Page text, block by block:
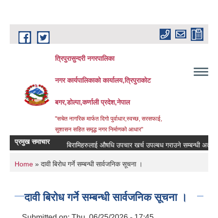
Skip to main content
त्रिपुरासुन्दरी नगरपालिका
नगर कार्यपालिकाको कार्यालय,त्रिपुराकोट
बगर,डोल्पा,कर्णाली प्रदेश,नेपाल
"सचेत नागरिक मार्फत दिगो पुर्वाधार,स्वच्छ, सरसफाई,
सुशासन सहित समृद्ध नगर निर्माणको आधार"
प्रमुख समाचार बिरामिहरुलाई ‍‌औषधि उपचार खर्च उपल्बध गराउने सम्बन्धी अत्यन्त
You are here
Home » दावी बिरोध गर्ने सम्बन्धी सार्वजनिक सूचना ।
दावी बिरोध गर्ने सम्बन्धी सार्वजनिक सूचना ।